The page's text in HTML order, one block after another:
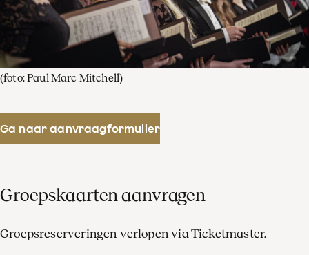
(foto: Paul Marc Mitchell)
Ga naar aanvraagformulier
Groepskaarten aanvragen
Groepsreserveringen verlopen via Ticketmaster.